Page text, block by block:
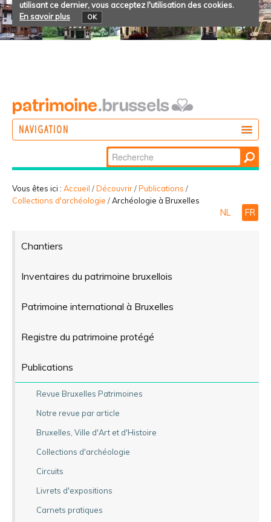
utilisant ce dernier, vous acceptez l'utilisation des cookies.
En savoir plus
OK
NAVIGATION
PARTICIPER
Chercher par
Recherche
avancée…
Vous êtes ici : Accueil /Découvrir/Publications /
Collections d'archéologie /Archéologie à Bruxelles
NL FR
Chantiers
Inventaires du patrimoine bruxellois
Patrimoine international à Bruxelles
Registre du patrimoine protégé
Publications
Revue Bruxelles Patrimoines
Notre revue par article
Bruxelles, Ville d'Art et d'Histoire
Collections d'archéologie
Circuits
Livrets d'expositions
Carnets pratiques